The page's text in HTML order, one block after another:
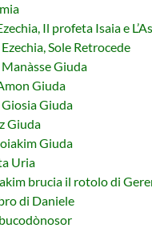
Il profeta Isaia e
Sole Retrocede
Giuda
Giuda
Giuda
Giuda
Giuda
Uria
brucia il rotolo di
di Daniele